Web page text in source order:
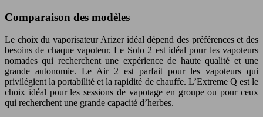
Comparaison des modèles
Le choix du vaporisateur Arizer idéal dépend des préférences et des
besoins de chaque vapoteur. Le Solo 2 est idéal pour les vapoteurs
nomades qui recherchent une expérience de haute qualité et une
grande autonomie. Le Air 2 est parfait pour les vapoteurs qui
privilégient la portabilité et la rapidité de chauffe. L’Extreme Q est le
choix idéal pour les sessions de vapotage en groupe ou pour ceux
qui recherchent une grande capacité d’herbes.